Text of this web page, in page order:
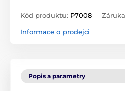
Kód produktu: P7008
Informace o prodejci
Popis a parametry